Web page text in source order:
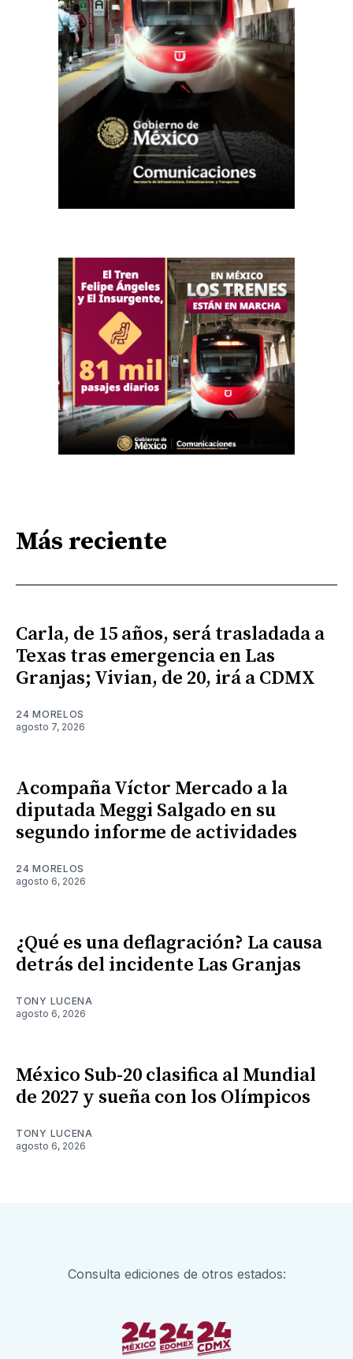
Más reciente
Carla, de 15 años, será trasladada a
Texas tras emergencia en Las
Granjas; Vivian, de 20, irá a CDMX
24 MORELOS
agosto 7, 2026
Acompaña Víctor Mercado a la
diputada Meggi Salgado en su
segundo informe de actividades
24 MORELOS
agosto 6, 2026
¿Qué es una deflagración? La causa
detrás del incidente Las Granjas
TONY LUCENA
agosto 6, 2026
México Sub-20 clasifica al Mundial
de 2027 y sueña con los Olímpicos
TONY LUCENA
agosto 6, 2026
Consulta ediciones de otros estados: